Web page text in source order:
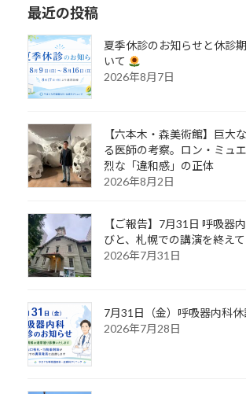
最近の投稿
夏季休診のお知らせと休診
いて
2026年8月7日
【六本木・森美術館】巨大
る医師の考察。ロン・ミュ
烈な「違和感」の正体
2026年8月2日
【ご報告】7月31日 呼吸器
びと、札幌での講演を終えて
2026年7月31日
7月31日（金）呼吸器内科
2026年7月28日